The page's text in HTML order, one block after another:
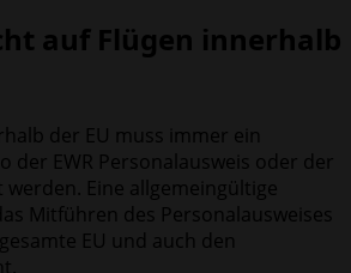
auf Flügen innerhalb
der EU muss immer ein
der EWR Personalausweis oder der
werden. Eine allgemeingültige
Mitführen des Personalausweises
EU und auch den